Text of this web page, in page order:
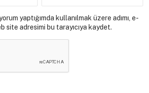
yaptığımda kullanılmak üzere adımı, e-
site adresimi bu tarayıcıya kaydet.